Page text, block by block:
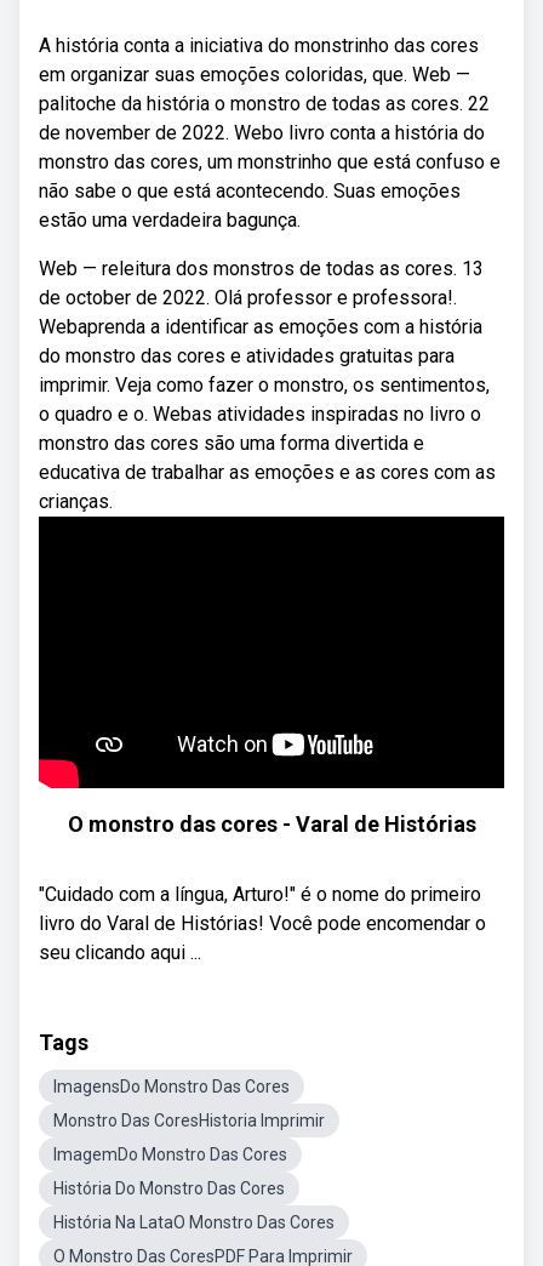
A história conta a iniciativa do monstrinho das cores
em organizar suas emoções coloridas, que. Web —
palitoche da história o monstro de todas as cores. 22
de november de 2022. Webo livro conta a história do
monstro das cores, um monstrinho que está confuso e
não sabe o que está acontecendo. Suas emoções
estão uma verdadeira bagunça.
Web — releitura dos monstros de todas as cores. 13
de october de 2022. Olá professor e professora!.
Webaprenda a identificar as emoções com a história
do monstro das cores e atividades gratuitas para
imprimir. Veja como fazer o monstro, os sentimentos,
o quadro e o. Webas atividades inspiradas no livro o
monstro das cores são uma forma divertida e
educativa de trabalhar as emoções e as cores com as
crianças.
O monstro das cores - Varal de Histórias
"Cuidado com a língua, Arturo!" é o nome do primeiro
livro do Varal de Histórias! Você pode encomendar o
seu clicando aqui ...
Tags
ImagensDo Monstro Das Cores
Monstro Das CoresHistoria Imprimir
ImagemDo Monstro Das Cores
História Do Monstro Das Cores
História Na LataO Monstro Das Cores
O Monstro Das CoresPDF Para Imprimir